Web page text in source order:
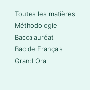
Toutes les matières
Méthodologie
Baccalauréat
Bac de Français
Grand Oral